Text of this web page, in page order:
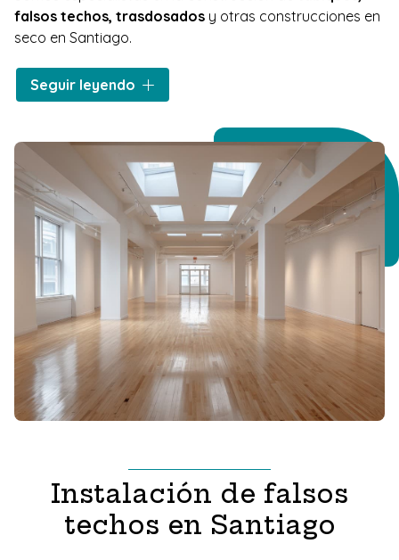
falsos techos, trasdosados y otras construcciones en
seco en Santiago.
Este material nos permite
cualquier proyecto. Gracias a su fácil montaje, su peso
superficies totalmente planas y lisas que sirven como
soporte ideal para cualquier decoración.
Seguir leyendo
Instalación de falsos
techos en Santiago